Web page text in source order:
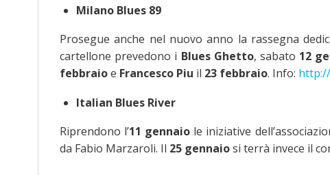
Milano Blues 89
Prosegue anche nel nuovo anno la rassegna
cartellone prevedono i Blues Ghetto, sabato 12
febbraioe Francesco Piu il 23 febbraio. Info:
Italian Blues River
Riprendono l’11 gennaio le iniziative
da Fabio Marzaroli. Il 25 gennaiosi terrà invece il